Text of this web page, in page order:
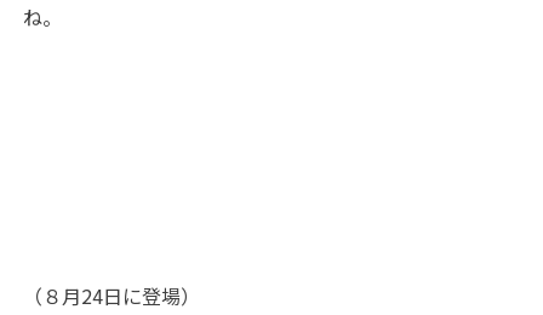
ね。
（８月24日に登場）